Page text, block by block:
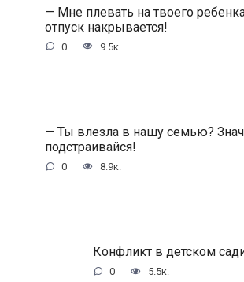
— Мне плевать на твоего
отпуск накрывается!
0 9.5к.
— Ты влезла в нашу семью?
подстраивайся!
0 8.9к.
Конфликт в детском
0 5.5к.